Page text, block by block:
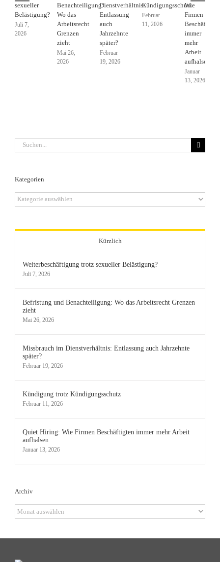
sexueller
Belästigung?
Juli 7,
2026
Benachteiligung:
Wo das
Arbeitsrecht
Grenzen
zieht
Mai 26,
2026
Dienstverhältnis:
Entlassung
auch
Jahrzehnte
später?
Februar
19, 2026
Kündigungsschutz
Februar
11, 2026
Wie
Firmen
immer
mehr
Arbeit
aufhalsen
Januar
13, 2026
Suche
nach:
Kategorien
Kategorien
Kürzlich
Weiterbeschäftigung trotz sexueller Belästigung?
Juli 7, 2026
Befristung und Benachteiligung: Wo das Arbeitsrecht Grenzen
zieht
Mai 26, 2026
Missbrauch im Dienstverhältnis: Entlassung auch Jahrzehnte
später?
Februar 19, 2026
Kündigung trotz Kündigungsschutz
Februar 11, 2026
Quiet Hiring: Wie Firmen Beschäftigten immer mehr Arbeit
aufhalsen
Januar 13, 2026
Archiv
Archiv